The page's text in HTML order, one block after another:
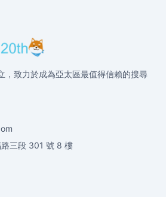
，致力於成為亞太區最值得信賴的搜尋
三段 301 號 8 樓